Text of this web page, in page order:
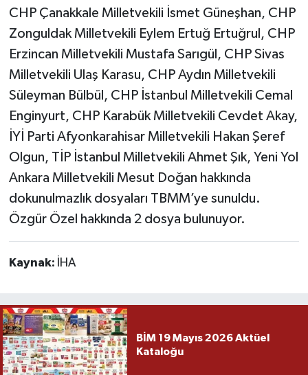
CHP Çanakkale Milletvekili İsmet Güneşhan, CHP
Zonguldak Milletvekili Eylem Ertuğ Ertuğrul, CHP
Erzincan Milletvekili Mustafa Sarıgül, CHP Sivas
Milletvekili Ulaş Karasu, CHP Aydın Milletvekili
Süleyman Bülbül, CHP İstanbul Milletvekili Cemal
Enginyurt, CHP Karabük Milletvekili Cevdet Akay,
İYİ Parti Afyonkarahisar Milletvekili Hakan Şeref
Olgun, TİP İstanbul Milletvekili Ahmet Şık, Yeni Yol
Ankara Milletvekili Mesut Doğan hakkında
dokunulmazlık dosyaları TBMM’ye sunuldu.
Özgür Özel hakkında 2 dosya bulunuyor.
Kaynak: İHA
BİM 19 Mayıs 2026 Aktüel
Kataloğu